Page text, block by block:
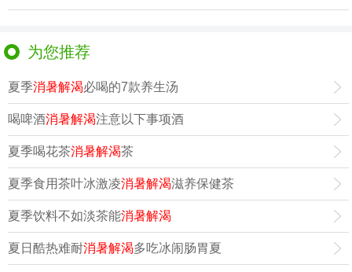
荷汁。冰块
为您推荐
夏季消暑解渴必喝的7款养生汤
喝啤酒消暑解渴注意以下事项酒
夏季喝花茶消暑解渴茶
夏季食用茶叶冰激凌消暑解渴滋养保健茶
夏季饮料不如淡茶能消暑解渴
夏日酷热难耐消暑解渴多吃冰闹肠胃夏